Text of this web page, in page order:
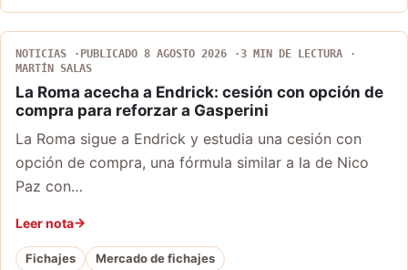
NOTICIAS PUBLICADO 8 AGOSTO 2026
3 MIN DE LECTURA
MARTÍN SALAS
La Roma acecha a Endrick: cesión con opción de
compra para reforzar a Gasperini
La Roma sigue a Endrick y estudia una cesión con
opción de compra, una fórmula similar a la de Nico
Paz con…
Leer nota
Fichajes Mercado de fichajes